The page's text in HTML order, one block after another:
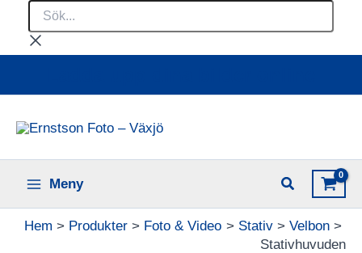
innehåll
Sök...
Meny
Hem Produkter Foto & Video Stativ
Velbon
Stativhuvuden